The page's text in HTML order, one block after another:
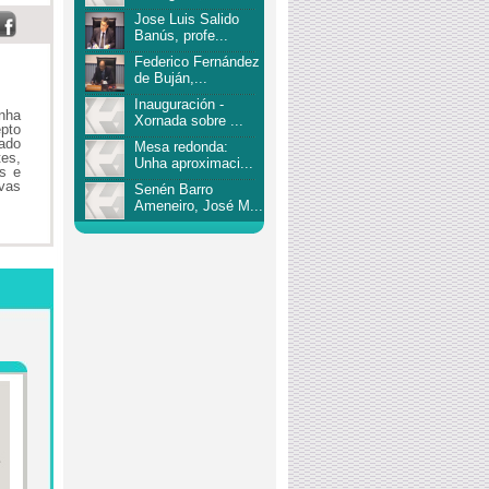
e
Jose Luis Salido
Banús, profe...
Federico Fernández
de Buján,...
Inauguración -
Xornada sobre ...
Mesa redonda:
Unha aproximaci...
Senén Barro
Ameneiro, José M...